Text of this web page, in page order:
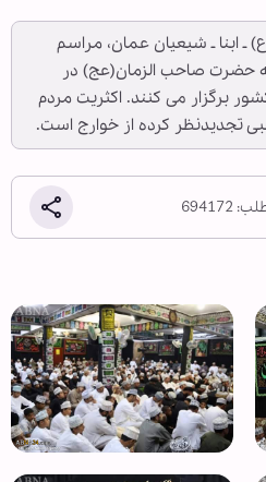
ـ ابنا ـ شیعیان عمان، مراسم
حضرت صاحب الزمان(عج) در
برگزار می کنند. اکثریت مردم
تجدیدنظر کرده از خوارج است.